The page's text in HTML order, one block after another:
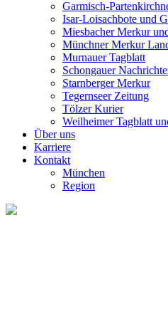
Garmisch-
Isar-Loisachbote und
Miesbacher Merkur
Münchner Merkur
Murnauer Tagblatt
Schongauer
Starnberger Merkur
Tegernseer Zeitung
Tölzer Kurier
Weilheimer Tagblatt
Über uns
Karriere
Kontakt
München
Region